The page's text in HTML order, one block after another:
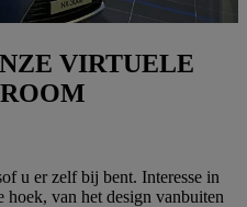
VIRTUELE
u er zelf bij bent. Interesse in
hoek, van het design vanbuiten